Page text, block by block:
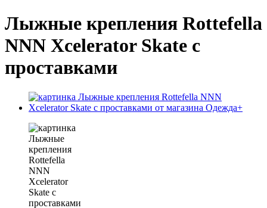
Лыжные крепления Rottefella
NNN Xcelerator Skate с
проставками